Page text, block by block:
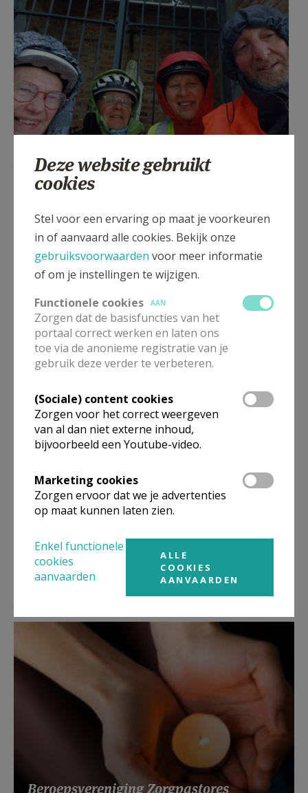
Fietsers op weg naar Dadizele 2026 © Lieve Vancraeynest
Gepubliceerd door
Meer
Artikel
Beroepsvereniging Zorgpastores
Deze website gebruikt
cookies
Stel voor een ervaring op maat je voorkeuren
in of aanvaard alle cookies. Bekijk onze
gebruiksvoorwaarden voor meer informatie
of om je instellingen te wijzigen.
Functionele cookies
AAN
Zorgen dat de basisfuncties van het
portaal correct werken en laten ons
toe via de anonieme registratie van je
gebruik deze verder te verbeteren.
(Sociale) content cookies
Zorgen voor het correct weergeven
van al dan niet externe inhoud,
bijvoorbeeld een Youtube-video.
Marketing cookies
Zorgen ervoor dat we je advertenties
op maat kunnen laten zien.
Enkel functionele
cookies
aanvaarden
ALLE
COOKIES
AANVAARDEN